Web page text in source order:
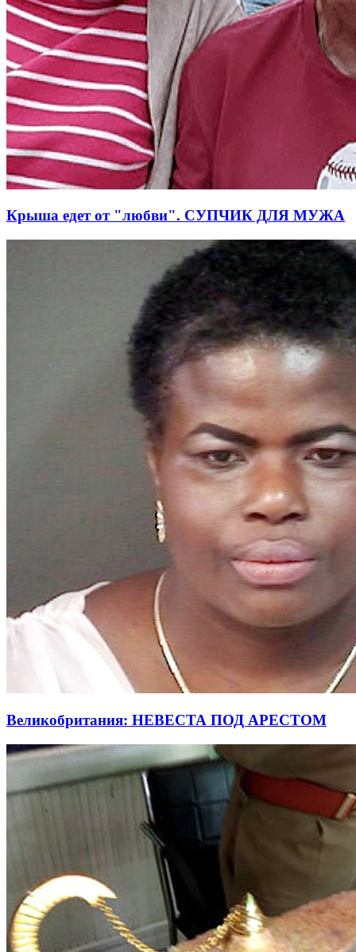
Крыша едет от "любви". СУПЧИК ДЛЯ МУЖА
Великобритания: НЕВЕСТА ПОД АРЕСТОМ